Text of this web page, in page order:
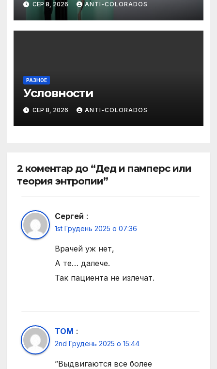
СЕР 8, 2026 ANTI-COLORADOS
РАЗНОЕ
Условности
СЕР 8, 2026 ANTI-COLORADOS
2 коментар до “Дед и памперс или
теория энтропии”
Сергей :
1st Грудень 2025 о 07:36
Врачей уж нет,
А те… далече.
Так пациента не излечат.
TOM :
2nd Грудень 2025 о 15:44
”Выдвигаются все более